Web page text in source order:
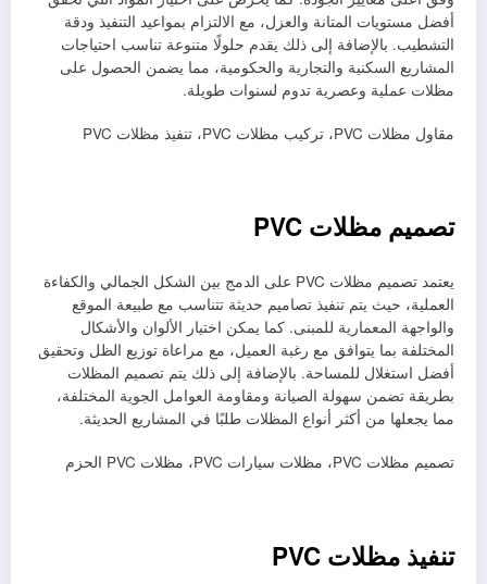
أفضل مستويات المتانة والعزل، مع الالتزام بمواعيد التنفيذ ودقة
التشطيب. بالإضافة إلى ذلك يقدم حلولًا متنوعة تناسب احتياجات
المشاريع السكنية والتجارية والحكومية، مما يضمن الحصول على
مظلات عملية وعصرية تدوم لسنوات طويلة.
مقاول مظلات PVC، تركيب مظلات PVC، تنفيذ مظلات PVC
تصميم مظلات PVC
يعتمد تصميم مظلات PVC على الدمج بين الشكل الجمالي والكفاءة
العملية، حيث يتم تنفيذ تصاميم حديثة تتناسب مع طبيعة الموقع
والواجهة المعمارية للمبنى. كما يمكن اختيار الألوان والأشكال
المختلفة بما يتوافق مع رغبة العميل، مع مراعاة توزيع الظل وتحقيق
أفضل استغلال للمساحة. بالإضافة إلى ذلك يتم تصميم المظلات
بطريقة تضمن سهولة الصيانة ومقاومة العوامل الجوية المختلفة،
مما يجعلها من أكثر أنواع المظلات طلبًا في المشاريع الحديثة.
تصميم مظلات PVC، مظلات سيارات PVC، مظلات PVC الحزم
تنفيذ مظلات PVC